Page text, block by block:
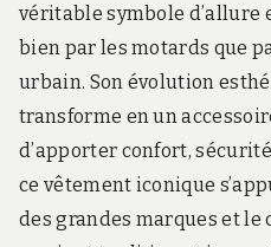
véritable symbole d’allure
bien par les motards que
urbain. Son évolution
transforme en un
d’apporter confort,
ce vêtement iconique
des grandes marques et le